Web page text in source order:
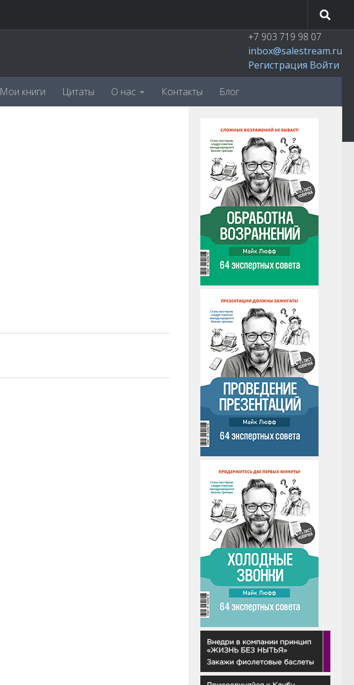
+7 903 719 98 07
inbox@salestream.ru
Регистрация Войти
Мои книги Цитаты О нас Контакты Блог